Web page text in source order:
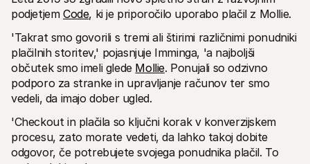
podjetjem Code, ki je priporočilo uporabo plačil z Mollie.
'Takrat smo govorili s tremi ali štirimi različnimi ponudniki
plačilnih storitev,' pojasnjuje Imminga, 'a najboljši
občutek smo imeli glede Mollie. Ponujali so odzivno
podporo za stranke in upravljanje računov ter smo
vedeli, da imajo dober ugled.
'Checkout in plačila so ključni korak v konverzijskem
procesu, zato morate vedeti, da lahko takoj dobite
odgovor, če potrebujete svojega ponudnika plačil. To